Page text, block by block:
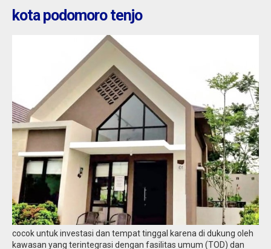
kota podomoro tenjo
cocok untuk investasi dan tempat tinggal karena di dukung oleh
kawasan yang terintegrasi dengan fasilitas umum (TOD) dan